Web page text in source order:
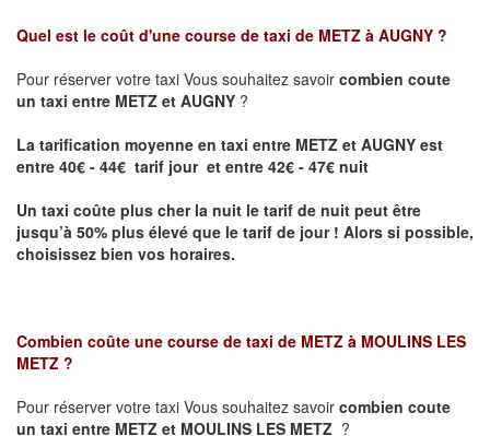
Quel est le coût d'une course de taxi de METZ à AUGNY ?
Pour réserver votre taxi Vous souhaitez savoir combien coute
un taxi entre METZ et AUGNY ?
La tarification moyenne en taxi entre METZ et AUGNY est
entre 40€ - 44€ tarif jour et entre 42€ - 47€ nuit
Un taxi coûte plus cher la nuit le tarif de nuit peut être
jusqu’à 50% plus élevé que le tarif de jour ! Alors si possible,
choisissez bien vos horaires.
Combien coûte une course de taxi de METZ à MOULINS LES
METZ ?
Pour réserver votre taxi Vous souhaitez savoir combien coute
un taxi entre METZ et MOULINS LES METZ ?